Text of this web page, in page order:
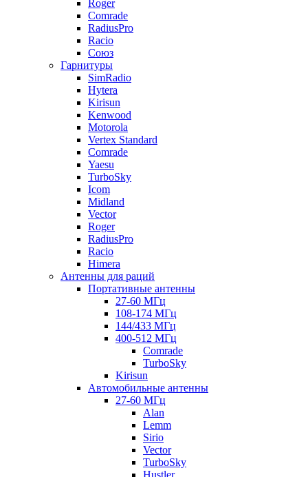
Roger
Comrade
RadiusPro
Racio
Союз
Гарнитуры
SimRadio
Hytera
Kirisun
Kenwood
Motorola
Vertex Standard
Comrade
Yaesu
TurboSky
Icom
Midland
Vector
Roger
RadiusPro
Racio
Himera
Антенны для раций
Портативные антенны
27-60 МГц
108-174 МГц
144/433 МГц
400-512 МГц
Comrade
TurboSky
Kirisun
Автомобильные антенны
27-60 МГц
Alan
Lemm
Sirio
Vector
TurboSky
Hustler